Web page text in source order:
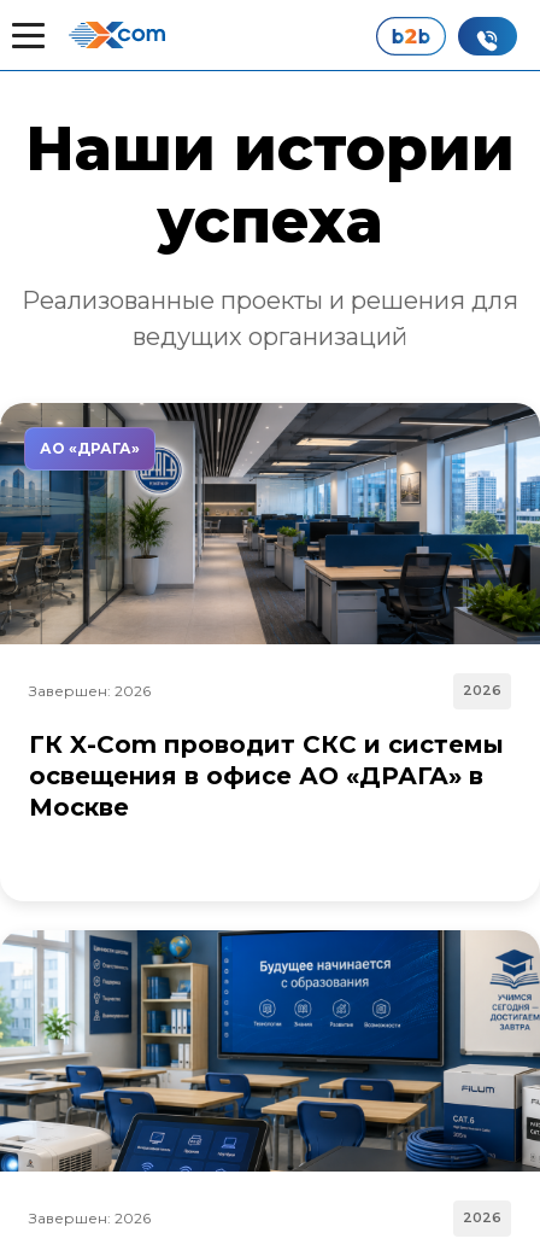
Главная Наши истории успеха
Наши истории
успеха
Реализованные проекты и решения для
ведущих организаций
АО «ДРАГА»
Завершен: 2026 2026
ГК X-Com проводит СКС и системы
освещения в офисе АО «ДРАГА» в
Москве
Завершен: 2026 2026